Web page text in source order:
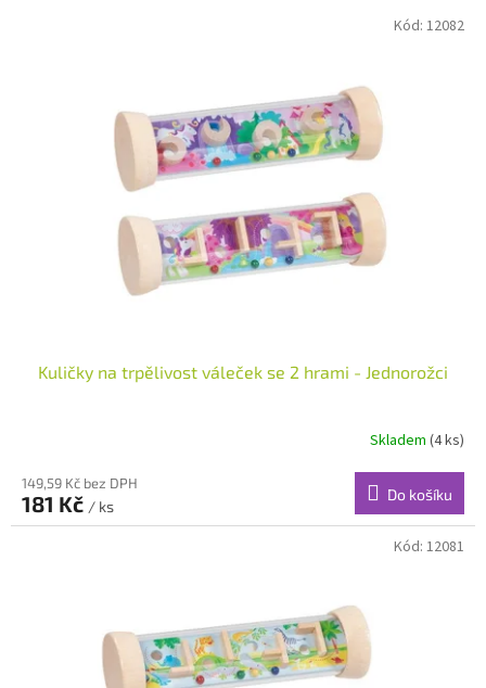
Kuličky na trpělivost váleček se 2 hrami - Jednorožci
Skladem (4 ks)
149,59 Kč bez DPH
181 Kč / ks
Do košíku
Kód: 12082
Kód: 12081